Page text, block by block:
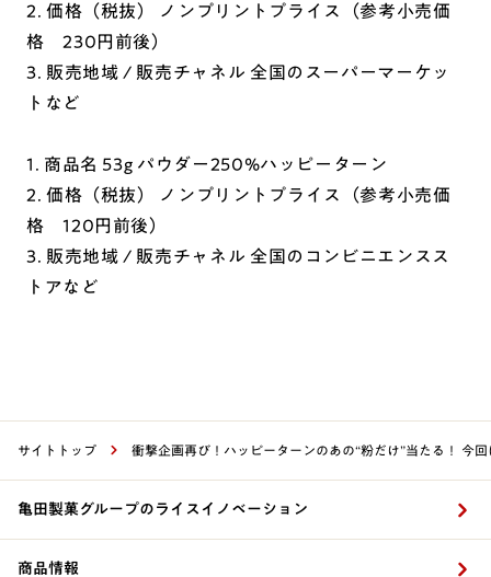
2. 価格（税抜） ノンプリントプライス（参考小売価
格 230円前後）
3. 販売地域 / 販売チャネル 全国のスーパーマーケッ
トなど
1. 商品名 53g パウダー250%ハッピーターン
2. 価格（税抜） ノンプリントプライス（参考小売価
格 120円前後）
3. 販売地域 / 販売チャネル 全国のコンビニエンスス
トアなど
サイトトップ 衝撃企画再び！ハッピーターンのあの“粉だけ”当たる！ 今
亀田製菓グループのライスイノベーション
商品情報